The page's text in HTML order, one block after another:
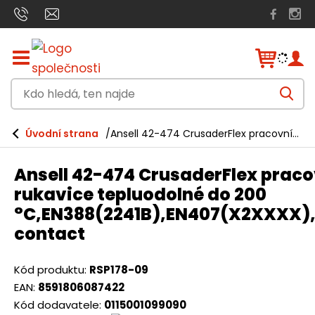
Z
o
b
a
i
t
s
k
ý
t
h
a
v
n
d
o
h
e
d
á
t
e
n
V
y
e
d
Úvodní strana Ansell 42-474 CrusaderFlex pracovní rukavice tepluodolné do 200 °C,EN388(2241B),EN407(X2XXXX),food contact
Ansell 42-474 CrusaderFlex
rukavice tepluodolné do 200
contact
Kód produktu: RSP178-09
EAN: 8591806087422
Kód dodavatele: 0115001099090